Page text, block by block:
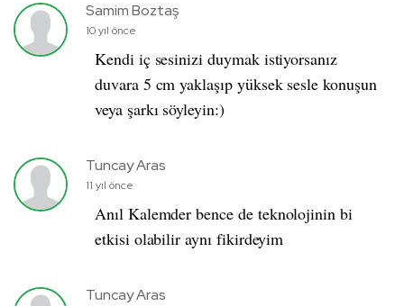
Samim Boztaş
10 yıl önce
Kendi iç sesinizi duymak istiyorsanız
duvara 5 cm yaklaşıp yüksek sesle konuşun
veya şarkı söyleyin:)
Tuncay Aras
11 yıl önce
Anıl Kalemder bence de teknolojinin bi
etkisi olabilir aynı fikirdeyim
Tuncay Aras